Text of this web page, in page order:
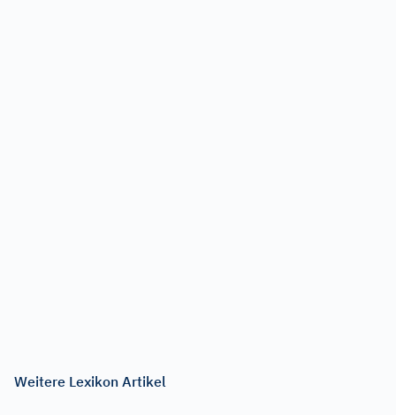
Weitere Lexikon Artikel